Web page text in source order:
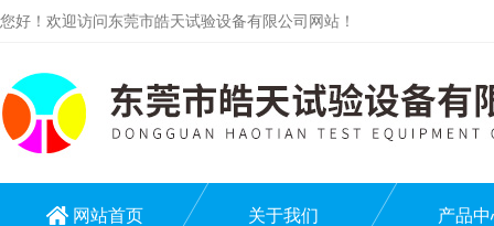
您好！欢迎访问东莞市皓天试验设备有限公司网站！
网站首页 关于我们 产品中